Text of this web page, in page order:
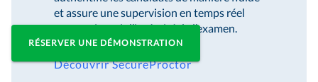
et assure une supervision en temps réel
pour maintenir l’intégrité de l’examen.
Découvrir SecureProctor
avancées
RÉSERVER UNE DÉMONSTRATION